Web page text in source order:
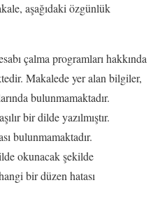
aşağıdaki özgünlük
çalma programları hakkında
Makalede yer alan bilgiler,
bulunmamaktadır.
bir dilde yazılmıştır.
bulunmamaktadır.
okunacak şekilde
bir düzen hatası